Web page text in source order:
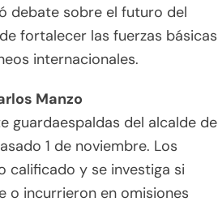
debate sobre el futuro del
fortalecer las fuerzas básicas
internacionales.
Manzo
guardaespaldas del alcalde de
1 de noviembre. Los
calificado y se investiga si
o incurrieron en omisiones